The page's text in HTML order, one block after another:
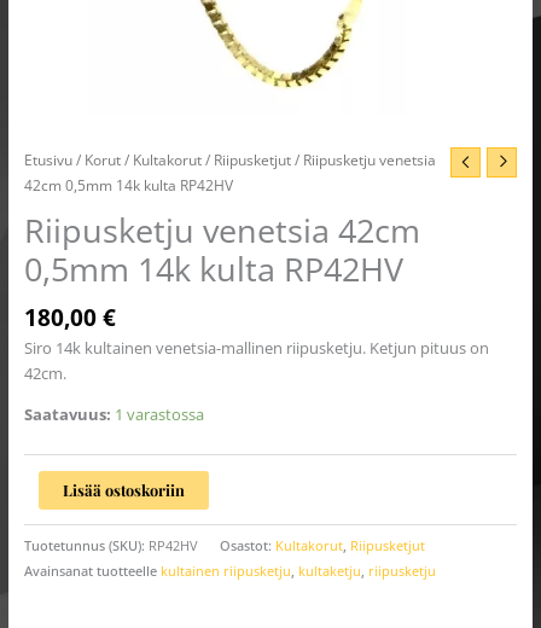
Etusivu/ Korut/ Kultakorut/ Riipusketjut/ Riipusketju venetsia
42cm 0,5mm 14k kulta RP42HV
Riipusketju venetsia 42cm
0,5mm 14k kulta RP42HV
180,00€
Siro 14k kultainen venetsia-mallinen riipusketju. Ketjun pituus on
42cm.
Saatavuus: 1 varastossa
Lisää ostoskoriin
Tuotetunnus (SKU): RP42HV Osastot: Kultakorut, Riipusketjut
Avainsanat tuotteelle kultainen riipusketju, kultaketju, riipusketju